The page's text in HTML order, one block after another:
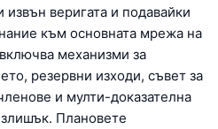
извън веригата и подавайки
към основната мрежа на
механизми за
резервни изходи, съвет за
и мулти-доказателна
Плановете